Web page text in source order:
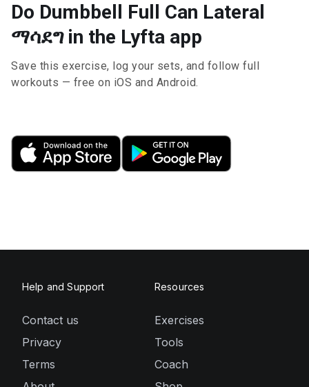
Do Dumbbell Full Can Lateral
ማሳደግ in the Lyfta app
Save this exercise, log your sets, and follow full
workouts — free on iOS and Android.
Help and Support
Contact us
Privacy
Terms
Resources
Exercises
Tools
Coach